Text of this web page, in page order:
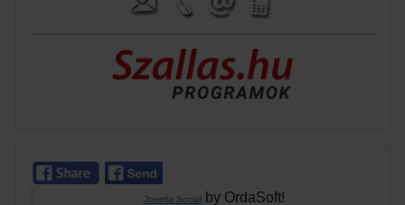
Joomla Socialby OrdaSoft!